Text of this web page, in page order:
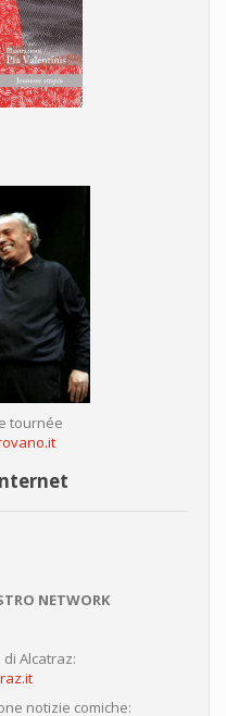
tournée
NETWORK
Alcatraz:
notizie comiche: